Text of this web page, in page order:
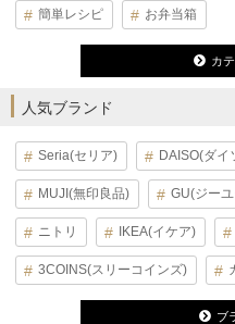
簡単レシピ お弁当箱
カ
人気ブランド
Seria(セリア) DAISO(ダイ
MUJI(無印良品) GU(ジー
ニトリ IKEA(イケア)
3COINS(スリーコインズ)
ブ